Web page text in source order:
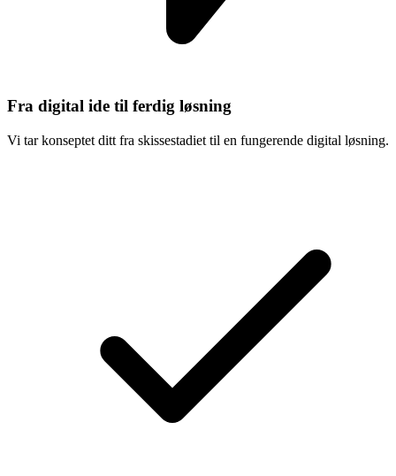
Fra digital ide til ferdig løsning
Vi tar konseptet ditt fra skissestadiet til en fungerende digital løsning.